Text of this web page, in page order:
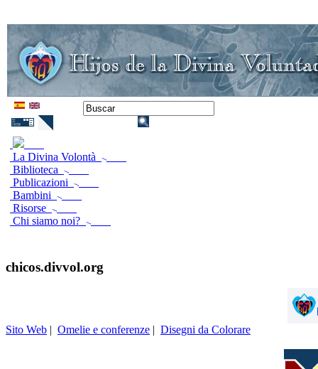
La Divina Volontà
Biblioteca
Publicazioni
Bambini
Risorse
Chi siamo noi?
chicos.divvol.org
Sito Web | Omelie e conferenze | Disegni da Colorare